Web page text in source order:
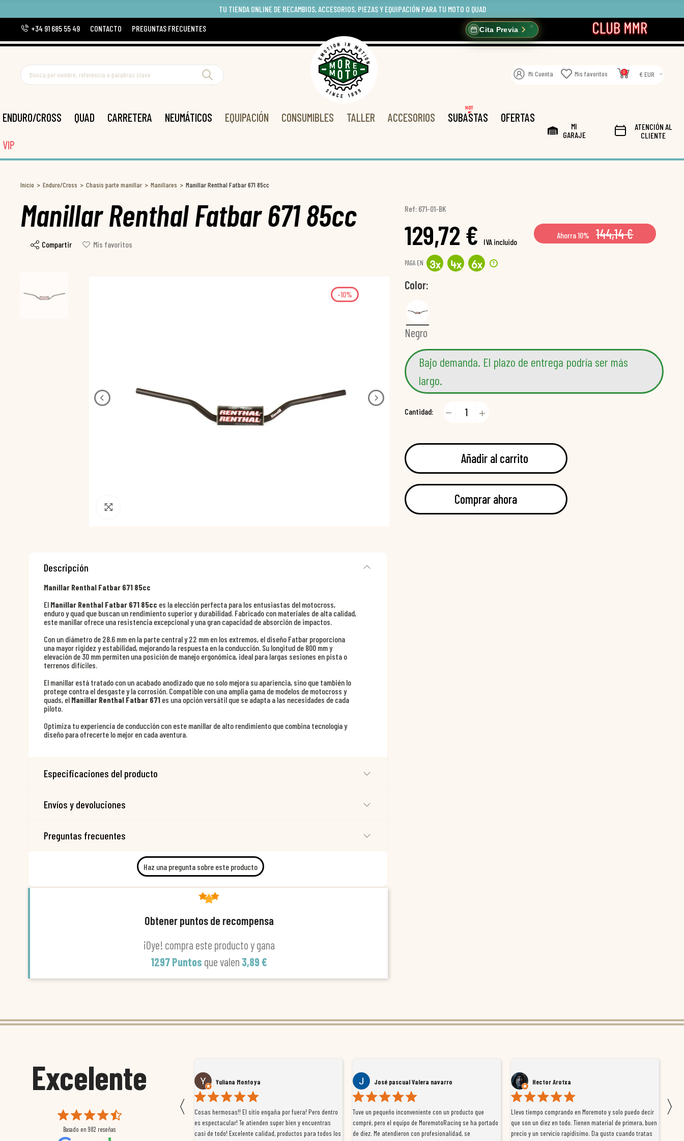
TU TIENDA ONLINE DE RECAMBIOS, ACCESORIOS, PIEZAS Y EQUIPACIÓN PARA TU MOTO O QUAD
+34 91 685 55 49
CONTACTO PREGUNTAS FRECUENTES Cita Previa
Mi Cuenta Mis favoritos 0 € EUR
ENDURO/CROSS QUAD CARRETERA NEUMÁTICOS EQUIPACIÓN CONSUMIBLES TALLER ACCESORIOS SUBASTAS
HOT
OFERTAS
VIP
MI
GARAJE
ATENCIÓN AL
CLIENTE
Inicio Enduro/Cross Chasis parte manillar Manillares Manillar Renthal Fatbar 671 85cc
Manillar Renthal Fatbar 671 85cc
Compartir Mis favoritos
Ref: 671-01-BK
129,72 € IVA incluido
Ahorra 10% 144,14 €
PAGA EN 3x 4x 6x ?
-10%
Color
Negro
Bajo demanda. El plazo de entrega podría ser más
largo.
Cantidad:
Añadir al carrito
Comprar ahora
Descripción
Manillar Renthal Fatbar 671 85cc
El Manillar Renthal Fatbar 671 85cc es la elección perfecta para los entusiastas del motocross,
enduro y quad que buscan un rendimiento superior y durabilidad. Fabricado con materiales de alta calidad,
este manillar ofrece una resistencia excepcional y una gran capacidad de absorción de impactos.
Con un diámetro de 28.6 mm en la parte central y 22 mm en los extremos, el diseño Fatbar proporciona
una mayor rigidez y estabilidad, mejorando la respuesta en la conducción. Su longitud de 800 mm y
elevación de 30 mm permiten una posición de manejo ergonómica, ideal para largas sesiones en pista o
terrenos difíciles.
El manillar está tratado con un acabado anodizado que no solo mejora su apariencia, sino que también lo
protege contra el desgaste y la corrosión. Compatible con una amplia gama de modelos de motocross y
quads, el Manillar Renthal Fatbar 671 es una opción versátil que se adapta a las necesidades de cada
piloto.
Optimiza tu experiencia de conducción con este manillar de alto rendimiento que combina tecnología y
diseño para ofrecerte lo mejor en cada aventura.
Especificaciones del producto
Envíos y devoluciones
Preguntas frecuentes
Haz una pregunta sobre este producto
Obtener puntos de recompensa
¡Oye! compra este producto y gana
1297 Puntos que valen 3,89 €
Excelente
Basado en 982 reseñas
〈
Susana García Luis
Magnífica atención al cliente. Tuvimos un pequeño
retraso en el pedido y desde el minuto uno se
preocuparon por ayudarnos en todo. Gracias a Sergio,
Yuliana Montoya
Cosas hermosas!! El sitio engaña por fuera! Pero dentro
es espectacular! Te atienden super bien y encuentras
casi de todo! Excelente calidad, productos para todos los
José pascual Valera navarro
Tuve un pequeño inconveniente con un producto que
compré, pero el equipo de MoremotoRacing se ha portado
de diez. Me atendieron con profesionalidad, se
Hector Arotxa
Llevo tiempo comprando en Moremoto y solo puedo decir
que son un diez en todo. Tienen material de primera, buen
precio y un servicio rapidísimo. Da gusto cuando tratas
〉